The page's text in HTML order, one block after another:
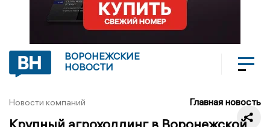
ВОРОНЕЖСКИЕ
НОВОСТИ
Новости компаний Главная новость